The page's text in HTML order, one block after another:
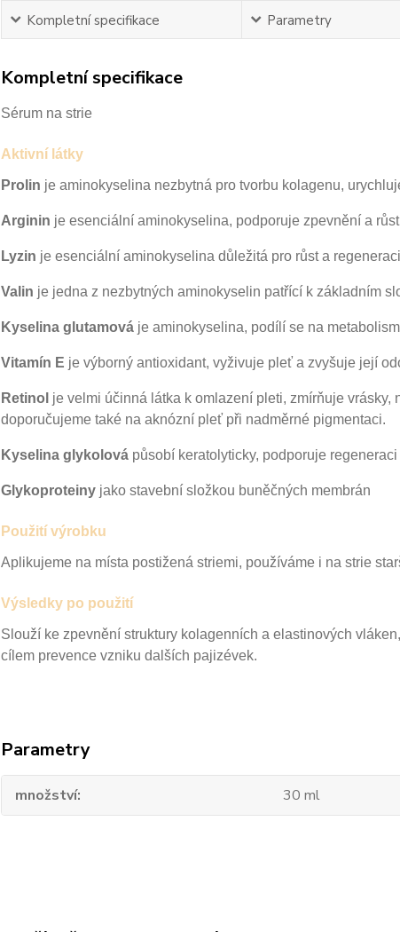
Kompletní specifikace Parametry
Kompletní specifikace
Sérum na strie
Aktivní látky
Prolin je aminokyselina nezbytná pro tvorbu kolagenu,
Arginin je esenciální aminokyselina, podporuje zpevnění a
Lyzin je esenciální aminokyselina důležitá pro růst a regeneraci
Valin je jedna z nezbytných aminokyselin patřící k základním
Kyselina glutamováje aminokyselina, podílí se na
Vitamín E je výborný antioxidant, vyživuje pleť a zvyšuje její
Retinol je velmi účinná látka k omlazení pleti, zmírňuje vrásky,
doporučujeme také na aknózní pleť při nadměrné pigmentaci.
Kyselina glykolovápůsobí keratolyticky, podporuje regeneraci
Glykoproteinyjako stavební složkou buněčných membrán
Použití výrobku
Aplikujeme na místa postižená striemi, používáme i na strie
Výsledky po použití
Slouží ke zpevnění struktury kolagenních a elastinových vláken,
cílem prevence vzniku dalších pajizévek.
Parametry
množství 30 ml